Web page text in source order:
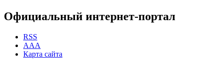
Официальный интернет-портал
RSS
AAA
Карта сайта